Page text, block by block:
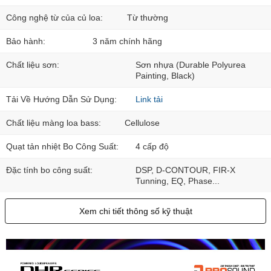
Công nghệ từ của củ loa: Từ thường
Bảo hành: 3 năm chính hãng
Chất liệu sơn:
Sơn nhựa (Durable Polyurea
Painting, Black)
Tải Về Hướng Dẫn Sử Dụng: Link tải
Chất liệu màng loa bass: Cellulose
Quạt tản nhiệt Bo Công Suất: 4 cấp độ
Đặc tính bo công suất:
DSP, D-CONTOUR, FIR-X
Tunning, EQ, Phase...
Xem chi tiết thông số kỹ thuật